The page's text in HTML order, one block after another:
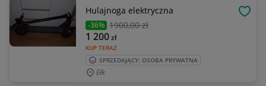
Hulajnoga elektryczna
-36% 1900,00 zł
KUP TERAZ
1 200zł
SPRZEDAJĄCY: OSOBA PRYWATNA
Ełk